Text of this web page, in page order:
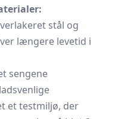
stål og
længere levetid i
sengene
et testmiljø, der